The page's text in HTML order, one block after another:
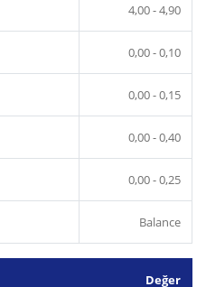
4,00 - 4,90
0,00 - 0,10
0,00 - 0,15
0,00 - 0,40
0,00 - 0,25
Balance
Değer